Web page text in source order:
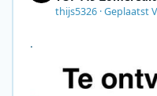
thijs5326 ·Geplaatst
.